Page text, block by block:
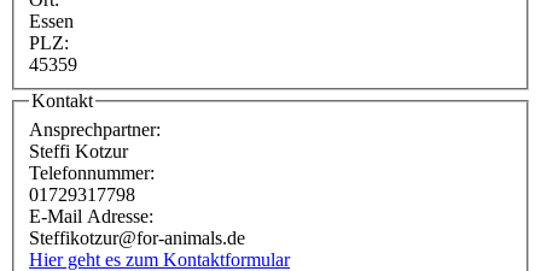
Essen
PLZ:
45359
Kontakt
Ansprechpartner:
Steffi Kotzur
Telefonnummer:
01729317798
E-Mail Adresse:
Steffikotzur@for-animals.de
Hier geht es zum Kontaktformular